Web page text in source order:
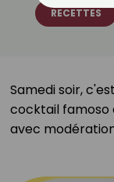
RECETTES
Samedi soir,
cocktail famoso
avec